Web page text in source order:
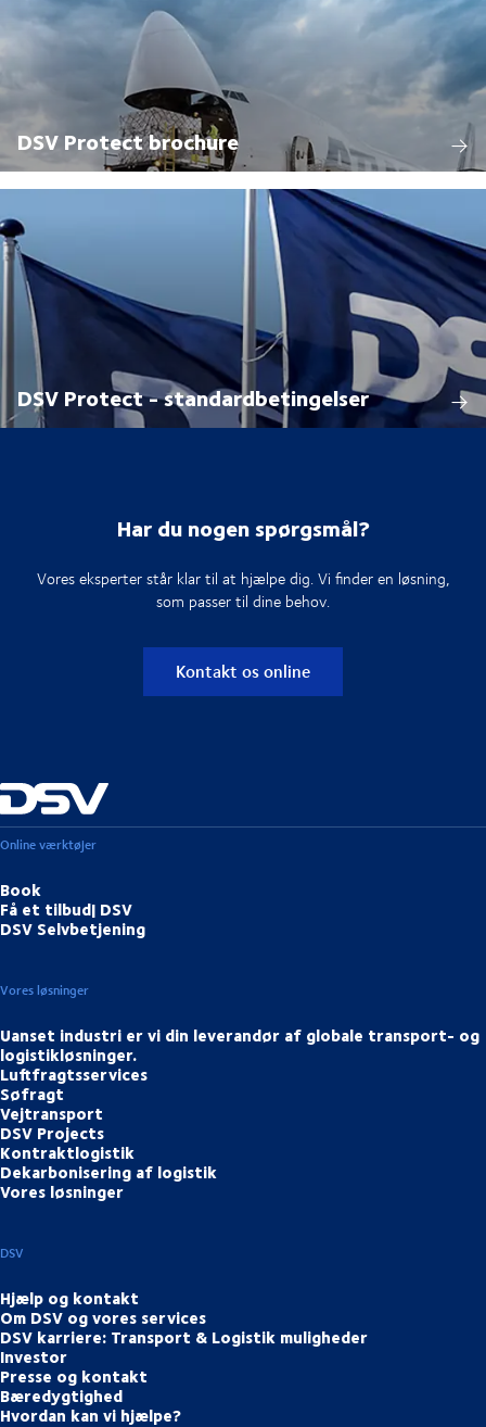
DSV Protect brochure
DSV Protect - standardbetingelser
Har du nogen spørgsmål?
Vores eksperter står klar til at hjælpe dig. Vi finder en løsning,
som passer til dine behov.
Kontakt os online
Online værktøjer
Book
Få et tilbud| DSV
DSV Selvbetjening
Vores løsninger
Uanset industri er vi din leverandør af globale transport- og
logistikløsninger.
Luftfragtsservices
Søfragt
Vejtransport
DSV Projects
Kontraktlogistik
Dekarbonisering af logistik
Vores løsninger
DSV
Hjælp og kontakt
Om DSV og vores services
DSV karriere: Transport & Logistik muligheder
Investor
Presse og kontakt
Bæredygtighed
Hvordan kan vi hjælpe?